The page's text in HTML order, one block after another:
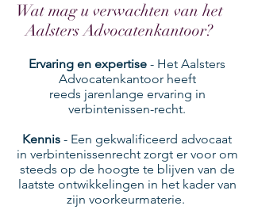
Wat mag u verwachten van het
Aalsters Advocatenkantoor?
Ervaring en expertise - Het Aalsters
Advocatenkantoor heeft
reeds jarenlange ervaring in
verbintenissen-recht.
Kennis - Een gekwalificeerd advocaat
in verbintenissenrecht zorgt er voor om
steeds op de hoogte te blijven van de
laatste ontwikkelingen in het kader van
zijn voorkeurmaterie.